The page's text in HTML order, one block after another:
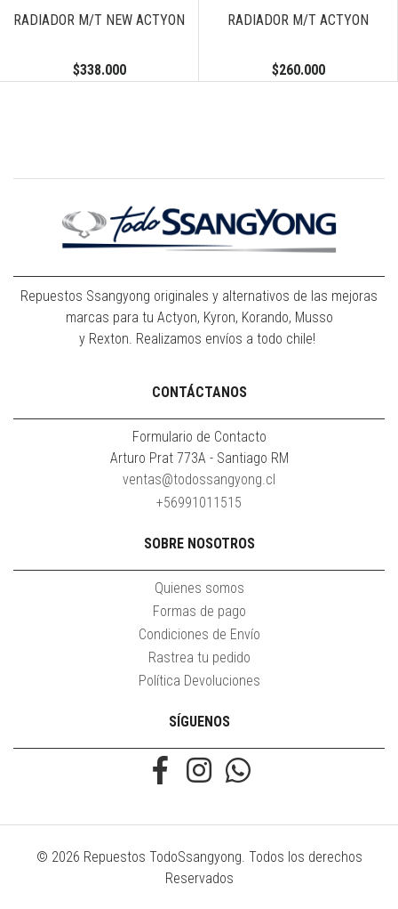
RADIADOR M/T NEW ACTYON
$338.000
RADIADOR M/T ACTYON
$260.000
Repuestos Ssangyong originales y alternativos de las mejoras
marcas para tu Actyon, Kyron, Korando, Musso
y Rexton. Realizamos envíos a todo chile!
CONTÁCTANOS
Formulario de Contacto
Arturo Prat 773A - Santiago RM
ventas@todossangyong.cl
+56991011515
SOBRE NOSOTROS
Quienes somos
Formas de pago
Condiciones de Envío
Rastrea tu pedido
Política Devoluciones
SÍGUENOS
© 2026 Repuestos TodoSsangyong. Todos los derechos
Reservados